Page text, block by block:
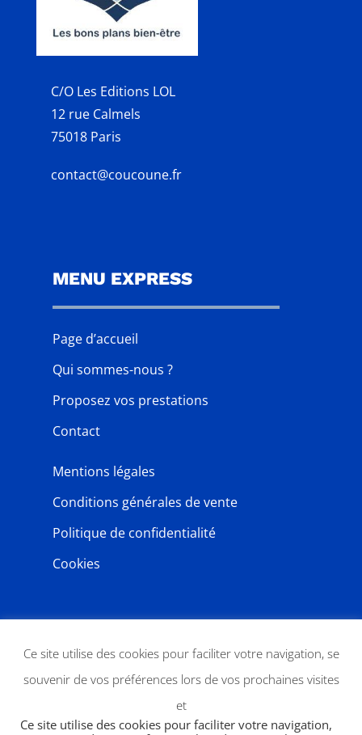
C/O Les Editions LOL
12 rue Calmels
75018 Paris
contact@coucoune.fr
MENU EXPRESS
Page d’accueil
Qui sommes-nous ?
Proposez vos prestations
Contact
Mentions légales
Conditions générales de vente
Politique de confidentialité
Cookies
Ce site utilise des cookies pour faciliter votre navigation, se
souvenir de vos préférences lors de vos prochaines visites
et
Ce site utilise des cookies pour faciliter votre navigation,